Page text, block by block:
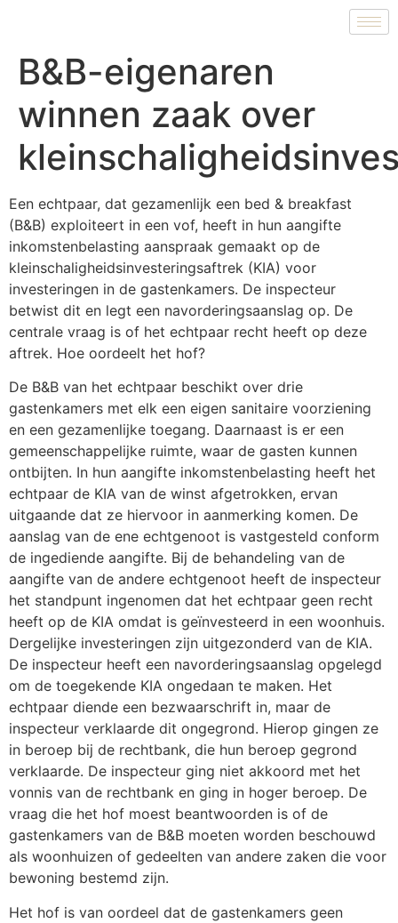
B&B-eigenaren
winnen zaak over
Een echtpaar, dat gezamenlijk een bed & breakfast
(B&B) exploiteert in een vof, heeft in hun aangifte
inkomstenbelasting aanspraak gemaakt op de
kleinschaligheidsinvesteringsaftrek (KIA) voor
investeringen in de gastenkamers. De inspecteur
betwist dit en legt een navorderingsaanslag op. De
centrale vraag is of het echtpaar recht heeft op deze
aftrek. Hoe oordeelt het hof?
De B&B van het echtpaar beschikt over drie
gastenkamers met elk een eigen sanitaire voorziening
en een gezamenlijke toegang. Daarnaast is er een
gemeenschappelijke ruimte, waar de gasten kunnen
ontbijten. In hun aangifte inkomstenbelasting heeft het
echtpaar de KIA van de winst afgetrokken, ervan
uitgaande dat ze hiervoor in aanmerking komen. De
aanslag van de ene echtgenoot is vastgesteld conform
de ingediende aangifte. Bij de behandeling van de
aangifte van de andere echtgenoot heeft de inspecteur
het standpunt ingenomen dat het echtpaar geen recht
heeft op de KIA omdat is geïnvesteerd in een woonhuis.
Dergelijke investeringen zijn uitgezonderd van de KIA.
De inspecteur heeft een navorderingsaanslag opgelegd
om de toegekende KIA ongedaan te maken. Het
echtpaar diende een bezwaarschrift in, maar de
inspecteur verklaarde dit ongegrond. Hierop gingen ze
in beroep bij de rechtbank, die hun beroep gegrond
verklaarde. De inspecteur ging niet akkoord met het
vonnis van de rechtbank en ging in hoger beroep. De
vraag die het hof moest beantwoorden is of de
gastenkamers van de B&B moeten worden beschouwd
als woonhuizen of gedeelten van andere zaken die voor
bewoning bestemd zijn.
Het hof is van oordeel dat de gastenkamers geen